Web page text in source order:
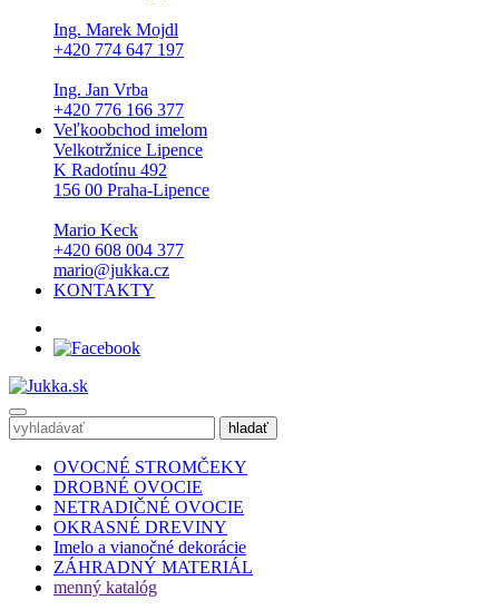
Ing. Marek Mojdl
+420 774 647 197
Ing. Jan Vrba
+420 776 166 377
Veľkoobchod imelom
Velkotržnice Lipence
K Radotínu 492
156 00 Praha-Lipence
Mario Keck
+420 608 004 377
mario@jukka.cz
KONTAKTY
OVOCNÉ STROMČEKY
DROBNÉ OVOCIE
NETRADIČNÉ OVOCIE
OKRASNÉ DREVINY
Imelo a vianočné dekorácie
ZÁHRADNÝ MATERIÁL
menný katalóg